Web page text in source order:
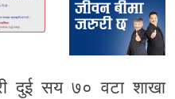
दुई सय ७० वटा शाखा